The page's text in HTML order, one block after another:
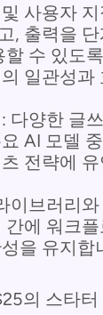
사용자
, 출력을
할 수 있도
일관성과
다양한 글
AI 모델
전략에
이브러리
간에 워크
을 유지합
의 스타터